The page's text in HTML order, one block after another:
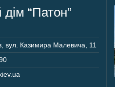
“Патон”
вул. Казимира Малевича, 11